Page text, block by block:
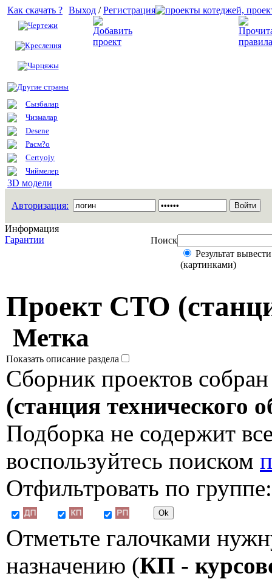
Как скачать ?
Чертежи
Креслення
Чарцяжы
Другие страны
Сызбалар
Чизмалар
Desene
Расм?о
Certyojy
Чиймелер
3D модели
Выход /Регистрация
Авторизация:
Информация
Гарантии
Поиск
Результат
(картинками)
Проект СТО
Метка
Показать описание раздела
Сборник проектов
(станция технического
Подборка не содержит
воспользуйтесь поиском
Отфильтровать по группе:
Отметьте галочками
назначению (КП -